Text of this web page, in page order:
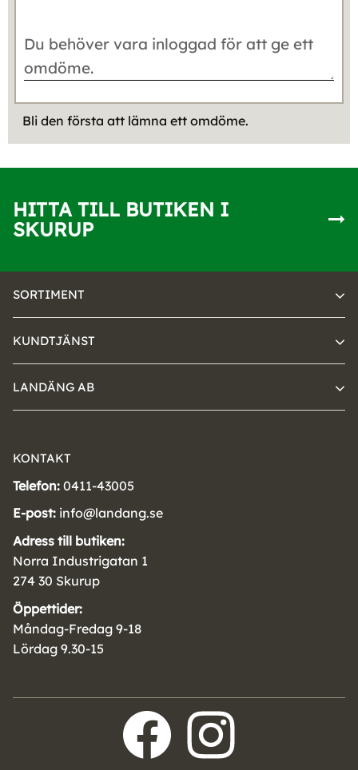
Bli den första att lämna ett omdöme.
HITTA TILL BUTIKEN I
SKURUP
SORTIMENT
KUNDTJÄNST
LANDÄNG AB
KONTAKT
Telefon: 0411-43005
E-post: info@landang.se
Adress till butiken:
Norra Industrigatan 1
274 30 Skurup
Öppettider:
Måndag-Fredag 9-18
Lördag 9.30-15